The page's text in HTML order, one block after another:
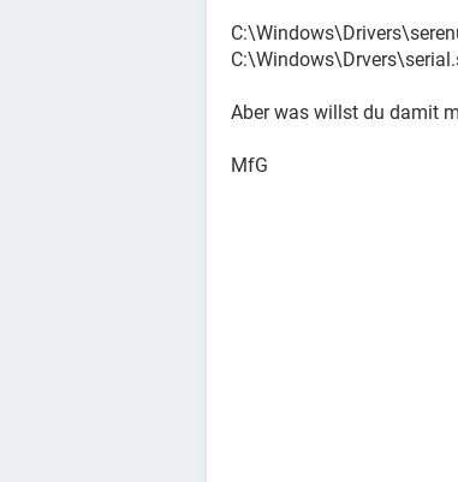
Aber was willst du damit
MfG